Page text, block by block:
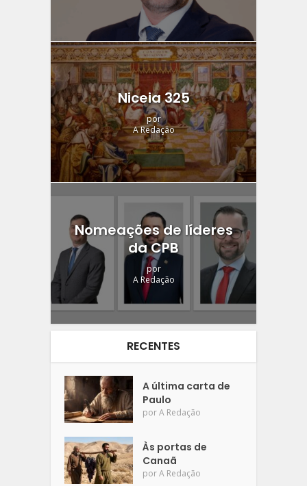
Niceia 325
por
A Redação
Nomeações de líderes
da CPB
por
A Redação
RECENTES
A última carta de
Paulo
porA Redação
Às portas de
Canaã
porA Redação